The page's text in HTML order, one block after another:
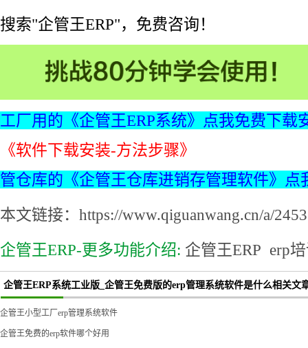
搜索"企管王ERP"，免费咨询！
工厂用的《企管王ERP系统》点我免费下载
《软件下载安装-方法步骤》
管仓库的《企管王仓库进销存管理软件》点
本文链接：https://www.qiguanwang.cn/a/
企管王ERP-更多功能介绍: 企管王ERP erp
企管王ERP系统工业版_企管王免费版的erp管理系统软件是什么相关文
企管王小型工厂erp管理系统软件
企管王免费的erp软件哪个好用